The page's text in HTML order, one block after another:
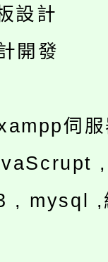
設計
開發
伺
, mysql ,